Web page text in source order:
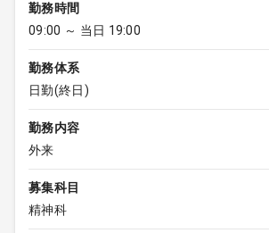
勤務時間
09:00 ～ 当日 19:00
勤務体系
日勤(終日)
勤務内容
外来
募集科目
精神科